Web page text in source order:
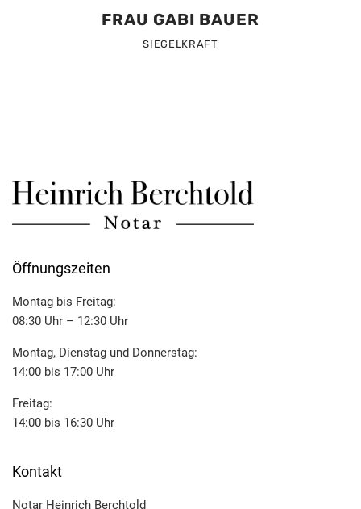
FRAU GABI BAUER
SIEGELKRAFT
Öffnungszeiten
Montag bis Freitag:
08:30 Uhr – 12:30 Uhr
Montag, Dienstag und Donnerstag:
14:00 bis 17:00 Uhr
Freitag:
14:00 bis 16:30 Uhr
Kontakt
Notar Heinrich Berchtold